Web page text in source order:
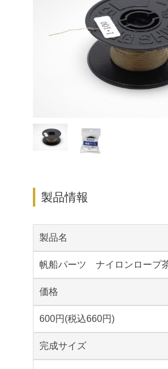
製品情報
製品名
帆船パーツ ナイロンロープ
価格
600円(税込660円)
完成サイズ